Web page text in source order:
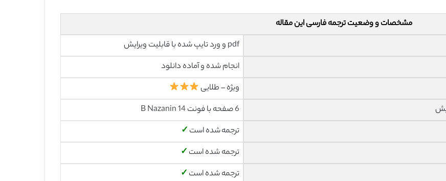
مشخصات و وضعیت ترجمه فارسی این مقاله
pdf و ورد تایپ شده با قابلیت ویرایش
انجام شده و آماده دانلود
ویژه – طلایی
6 صفحه با فونت 14 B Nazanin
ترجمه شده است ✓
ترجمه شده است ✓
ترجمه شده است ✓